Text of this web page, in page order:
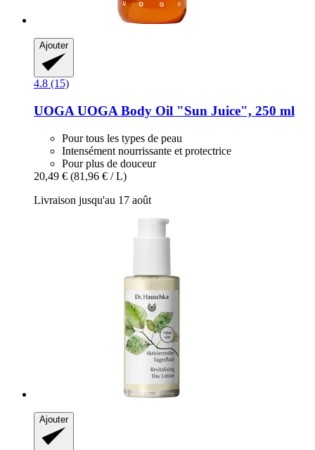
Ajouter
4.8 (15)
UOGA UOGA Body Oil "Sun Juice", 250 ml
Pour tous les types de peau
Intensément nourrissante et protectrice
Pour plus de douceur
20,49 € (81,96 € / L)
Livraison jusqu'au 17 août
Ajouter